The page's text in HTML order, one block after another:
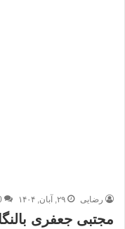
رضایی ۲۹, آبان, ۱۴۰۴
مجتبی جعفری